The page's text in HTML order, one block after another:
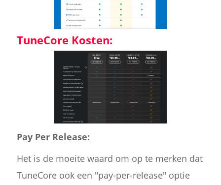
TuneCore Kosten:
Pay Per Release:
Het is de moeite waard om op te merken dat
TuneCore ook een "pay-per-release" optie